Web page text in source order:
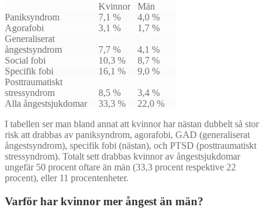
Kvinnor
Män
Paniksyndrom
7,1 %
4,0 %
Agorafobi
3,1 %
1,7 %
Generaliserat
ångestsyndrom
7,7 %
4,1 %
Social fobi
10,3 %
8,7 %
Specifik fobi
16,1 %
9,0 %
Posttraumatiskt
stressyndrom
8,5 %
3,4 %
Alla ångestsjukdomar
33,3 %
22,0 %
I tabellen ser man bland annat att kvinnor har nästan dubbelt så stor
risk att drabbas av paniksyndrom, agorafobi, GAD (generaliserat
ångestsyndrom), specifik fobi (nästan), och PTSD (posttraumatiskt
stressyndrom). Totalt sett drabbas kvinnor av ångestsjukdomar
ungefär 50 procent oftare än män (33,3 procent respektive 22
procent), eller 11 procentenheter.
Varför har kvinnor mer ångest än män?